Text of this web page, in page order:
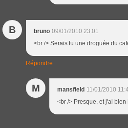
B bruno 09/01/2010 23:01
<br /> Serais tu une droguée du
Répondre
M mansfield 11/01/2010
<br /> Presque, et j'ai